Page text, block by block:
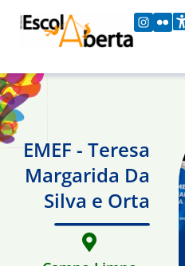
EMEF - Teresa
Margarida Da
Silva e Orta